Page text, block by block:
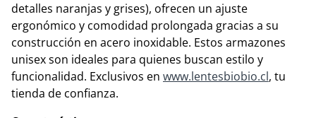
detalles naranjas y grises), ofrecen un ajuste
ergonómico y comodidad prolongada gracias a su
construcción en acero inoxidable. Estos armazones
unisex son ideales para quienes buscan estilo y
funcionalidad. Exclusivos en www.lentesbiobio.cl, tu
tienda de confianza.